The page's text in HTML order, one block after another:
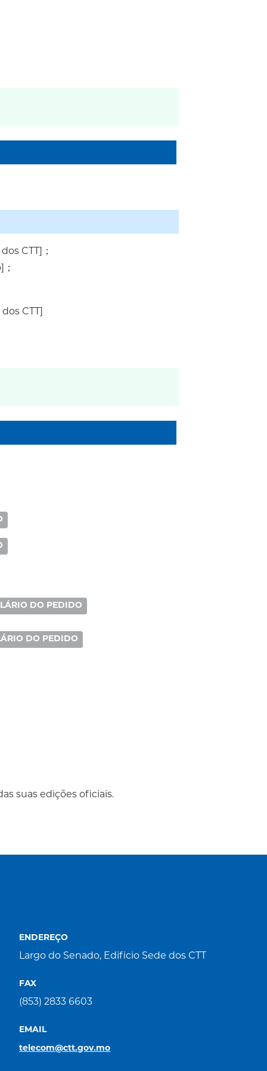
CTT]；
CTT]
DO PEDIDO
DO PEDIDO
suas edições oficiais.
ENDEREÇO
Largo do Senado, Edificio Sede dos CTT
FAX
(853) 2833 6603
EMAIL
telecom@ctt.gov.mo